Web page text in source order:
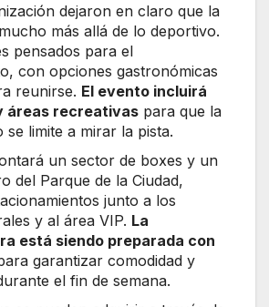
dejaron en claro que la
más allá de lo deportivo.
pensados para el
con opciones gastronómicas
reunirse. El evento incluirá
áreas recreativas para que la
se limite a mirar la pista.
un sector de boxes y un
del Parque de la Ciudad,
junto a los
y al área VIP. La
está siendo preparada con
garantizar comodidad y
el fin de semana.